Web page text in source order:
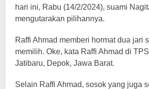
hari ini, Rabu (14/2/2024), suami
mengutarakan pilihannya.
Raffi Ahmad memberi hormat dua jari
memilih. Oke, kata Raffi Ahmad di
Jatibaru, Depok, Jawa Barat.
Selain Raffi Ahmad, sosok yang juga